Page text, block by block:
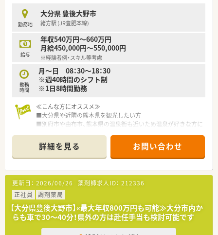
勤務地
大分県 豊後大野市
緒方駅 (JR豊肥本線)
給与
年収540万円～660万円
月給450,000円～550,000円
※経験者例・スキル等考慮
勤務
時間
月～日 08：30～18：30
※週40時間のシフト制
※1日8時間勤務
≪こんな方にオススメ≫
■大分県や近隣の熊本県を観光したい方
■別府市や由布市、熊本県の温泉街も近いため温泉が好きな方に
■期間限定で働きたい方
■仕事とプライベートを充実させたい方
≪こんな法人です≫
■豊後大野市に3店舗展開されている法人です。
■薬局パートナー制度を導入されております。
■栄養ケアステーション併設しております。
■漢方販売・漢方相談をしております。
≪こんな薬局です≫
■年中無休の薬局です。
詳細を見る お問い合わせ
更新日： 2026/06/26 薬剤師求人ID： 212336
正社員
調剤薬局
【大分県豊後大野市】«最大年収800万円も可能≫大分市内か
らも車で30〜40分！県外の方は赴任手当も検討可能です